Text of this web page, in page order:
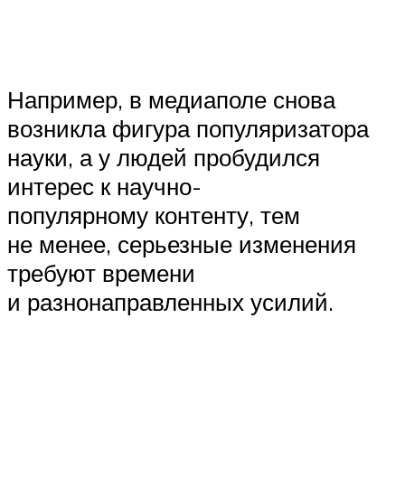
Например, в медиаполе снова
возникла фигура популяризатора
науки, а у людей пробудился
интерес к научно-
популярному контенту, тем
не менее, серьезные изменения
требуют времени
и разнонаправленных усилий.